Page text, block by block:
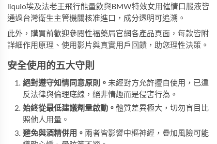
liquio埃及法老王飛行能量飲與BMW特效女用催情口服液皆
通過台灣衛生主管機關核准進口，成分透明可追溯。
此外，購買前歡迎參閱性福藥局官網各產品頁面，每款皆附
詳細作用原理、使用影片與真實用戶回饋，助您理性決策。
安全使用的五大守則
絕對遵守知情同意原則。 未經對方允許擅自使用，已違
反法律與倫理底線，絕非情趣而是侵害行為。
始終從最低建議劑量啟動。 體質差異極大，切勿盲目比
照他人用量。
避免與酒精併用。 兩者皆影響中樞神經，疊加風險可能